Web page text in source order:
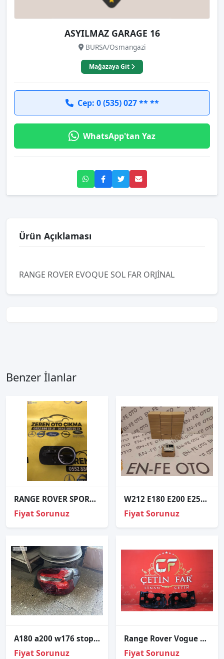
ASYILMAZ GARAGE 16
BURSA/Osmangazi
Mağazaya Git
Cep: 0 (535) 027 ** **
WhatsApp'tan Yaz
Ürün Açıklaması
RANGE ROVER EVOQUE SOL FAR ORJİNAL
Benzer İlanlar
RANGE ROVER SPORT L320 FAR ANAHTARI AH2213A024AB
Fiyat Sorunuz
W212 E180 E200 E250 LED FAR BEYNİ A2129005324 A212 900 53 24
Fiyat Sorunuz
A180 a200 w176 stop çıkma ORJİNAL
Fiyat Sorunuz
Range Rover Vogue Sağ Sol Far Kasasi
Fiyat Sorunuz